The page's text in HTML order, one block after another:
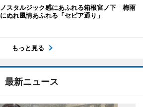
ノスタルジック感にあふれる箱根宮ノ下 梅雨
にぬれ風情あふれる「セピア通り」
もっと見る
最新ニュース